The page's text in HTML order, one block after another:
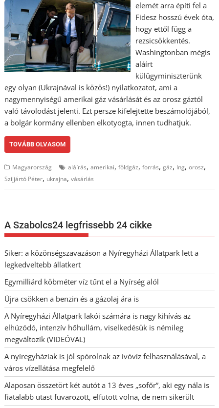
elemét arra építi fel a
Fidesz hosszú évek óta,
hogy ettől függ a
rezsicsökkentés.
Washingtonban mégis
aláírt
külügyminiszterünk
egy olyan (Ukrajnával is közös!) nyilatkozatot, ami a
nagymennyiségű amerikai gáz vásárlását és az orosz gáztól
való távolodást jelenti. Ezt persze kifelejtette beszámolójából,
a bolgár kormány ellenben elkotyogta, innen tudhatjuk.
TOVÁBB OLVASOM
Magyarország aláírás,amerikai,földgáz,forrás,gáz, lng,orosz,
Szijjártó Péter, ukrajna,vásárlás
A Szabolcs24 legfrissebb 24 cikke
Siker: a közönségszavazáson a Nyíregyházi Állatpark lett a
legkedveltebb állatkert
Egymilliárd köbméter víz tűnt el a Nyírség alól
Újra csökken a benzin és a gázolaj ára is
A Nyíregyházi Állatpark lakói számára is nagy kihívás az
elhúzódó, intenzív hőhullám, viselkedésük is némileg
megváltozik (VIDEÓVAL)
A nyíregyháziak is jól spórolnak az ivóvíz felhasználásával, a
város vízellátása megfelelő
Alaposan összetört két autót a 13 éves „sofőr”, aki egy nála is
fiatalabb utast fuvarozott, elfutott volna, de nem sikerült